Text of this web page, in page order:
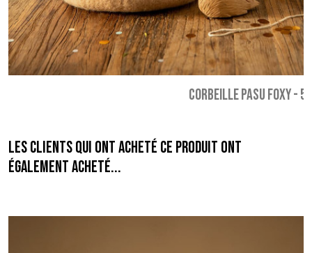
CORBEILLE PASU FOXY-
Les clients qui ont acheté ce produit ont
également acheté...